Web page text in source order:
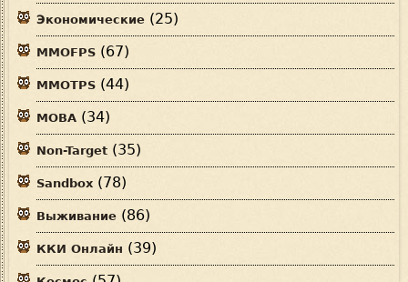
Экономические (25)
MMOFPS (67)
MMOTPS (44)
MOBA (34)
Non-Target (35)
Sandbox (78)
Выживание (86)
ККИ Онлайн (39)